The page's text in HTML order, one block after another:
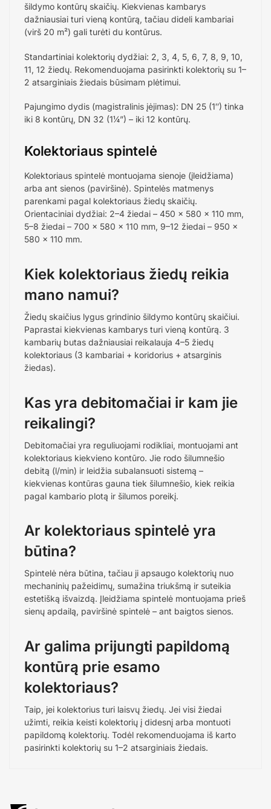
šildymo kontūrų skaičių. Kiekvienas kambarys
dažniausiai turi vieną kontūrą, tačiau dideli kambariai
(virš 20 m²) gali turėti du kontūrus.
Standartiniai kolektorių dydžiai: 2, 3, 4, 5, 6, 7, 8, 9, 10,
11, 12 žiedų. Rekomenduojama pasirinkti kolektorių su 1–
2 atsarginiais žiedais būsimam plėtimui.
Pajungimo dydis (magistralinis įėjimas): DN 25 (1″) tinka
iki 8 kontūrų, DN 32 (1¼”) – iki 12 kontūrų.
Kolektoriaus spintelė
Kolektoriaus spintelė montuojama sienoje (įleidžiama)
arba ant sienos (paviršinė). Spintelės matmenys
parenkami pagal kolektoriaus žiedų skaičių.
Orientaciniai dydžiai: 2–4 žiedai – 450 × 580 × 110 mm,
5–8 žiedai – 700 × 580 × 110 mm, 9–12 žiedai – 950 ×
580 × 110 mm.
Kiek kolektoriaus žiedų reikia
mano namui?
Žiedų skaičius lygus grindinio šildymo kontūrų skaičiui.
Paprastai kiekvienas kambarys turi vieną kontūrą. 3
kambarių butas dažniausiai reikalauja 4–5 žiedų
kolektoriaus (3 kambariai + koridorius + atsarginis
žiedas).
Kas yra debitomačiai ir kam jie
reikalingi?
Debitomačiai yra reguliuojami rodikliai, montuojami ant
kolektoriaus kiekvieno kontūro. Jie rodo šilumnešio
debitą (l/min) ir leidžia subalansuoti sistemą –
kiekvienas kontūras gauna tiek šilumnešio, kiek reikia
pagal kambario plotą ir šilumos poreikį.
Ar kolektoriaus spintelė yra
būtina?
Spintelė nėra būtina, tačiau ji apsaugo kolektorių nuo
mechaninių pažeidimų, sumažina triukšmą ir suteikia
estetišką išvaizdą. Įleidžiama spintelė montuojama prieš
sienų apdailą, paviršinė spintelė – ant baigtos sienos.
Ar galima prijungti papildomą
kontūrą prie esamo
kolektoriaus?
Taip, jei kolektorius turi laisvų žiedų. Jei visi žiedai
užimti, reikia keisti kolektorių į didesnį arba montuoti
papildomą kolektorių. Todėl rekomenduojama iš karto
pasirinkti kolektorių su 1–2 atsarginiais žiedais.